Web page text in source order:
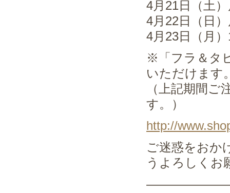
4月21日（土
4月22日（日
4月23日（月
※「フラ＆タ
いただけます
（上記期間
す。）
http://
ご迷惑をおか
うよろしくお